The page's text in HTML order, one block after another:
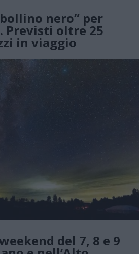
nero” per
Previsti oltre 25
in viaggio
del 7, 8 e 9